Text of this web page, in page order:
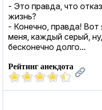
- Это правда, что
жизнь?
- Конечно, правда! Вот
меня, каждый серый,
бесконечно долго...
Рейтинг анекдота